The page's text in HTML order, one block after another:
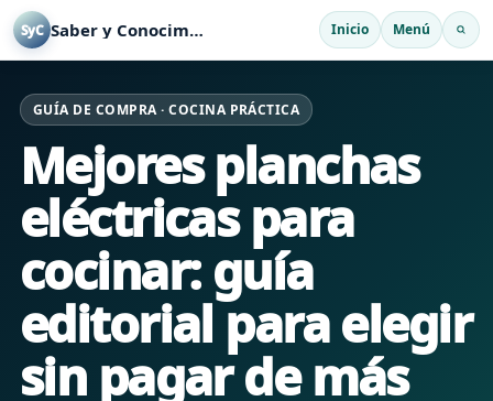
SyC Saber y Conocimiento Inicio Menú
GUÍA DE COMPRA · COCINA PRÁCTICA
Mejores planchas
eléctricas para
cocinar: guía
editorial para elegir
sin pagar de más